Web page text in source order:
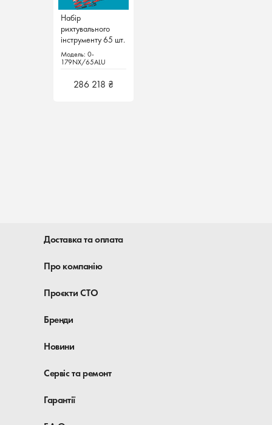
Набір
рихтувального
інструменту 65 шт.
для алюмінієвих
деталей 0-
Hazet Німеччина
Модель: 0-
179NX/65ALU
286 218 ₴
Доставка та оплата
Про компанію
Проєкти СТО
Бренди
Новини
Сервіс та ремонт
Гарантії